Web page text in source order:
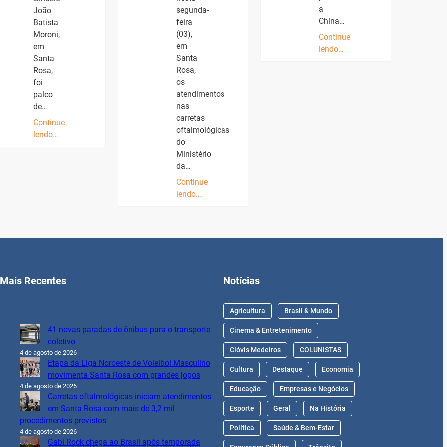
João
Batista
Moroni,
em
Santa
Rosa,
foi
palco
de…
Continue
lendo…
segunda-
feira
(03),
em
Santa
Rosa,
os
atendimentos
nas
carretas
oftalmológicas
do
Ministério
da…
Continue
lendo…
a
China…
Continue
lendo…
Mais Recentes
41 novas paradas de ônibus para o transporte
coletivo
4 de agosto de 2026
Etapa da Liga Noroeste de Voleibol Masculino
movimenta Santa Rosa com grandes jogos
4 de agosto de 2026
Carretas oftalmológicas iniciam atendimentos
em Santa Rosa com mais de 3,2 mil
procedimentos previstos
4 de agosto de 2026
Gabi Rock chega ao Brasil após temporada
Notícias
Agricultura Brasil & Mundo
Cinema & Entretenimento
Clóvis Medeiros COLUNISTAS
Cultura Destaque Economia
Educação Empresas e Negócios
Esporte Geral Na História
Política Saúde & Bem-Estar